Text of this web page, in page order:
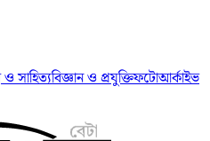
ও সাহিত্যবিজ্ঞান ও প্রযুক্তিফটোআর্কাইভ